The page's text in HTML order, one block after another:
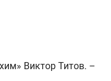
Виктор Титов. –